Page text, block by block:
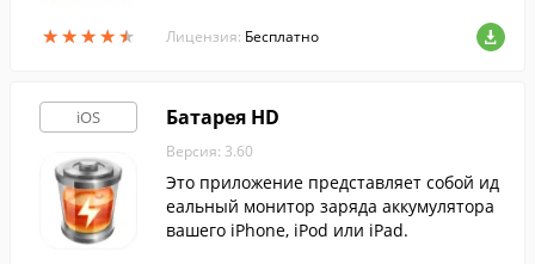
★★★★★
★★★★★
пытом откуда угодно.
Лицензия: Бесплатно
iOS Батарея HD
Версия: 3.60
Это приложение представляет собой ид
еальный монитор заряда аккумулятора
вашего iPhone, iPod или iPad.